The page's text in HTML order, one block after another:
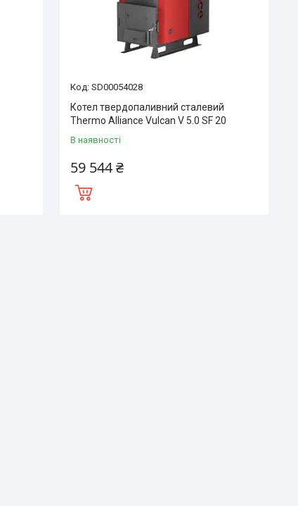
SD00054028
Котел твердопаливний сталевий
Thermo Alliance Vulcan V 5.0 SF 20
В наявності
59 544 ₴